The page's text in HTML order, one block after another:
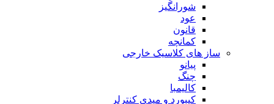
شورانگیز
عود
قانون
کمانچه
ساز های کلاسیک خارجی
پیانو
چنگ
کالیمبا
کیبورد و میدی کنترلر